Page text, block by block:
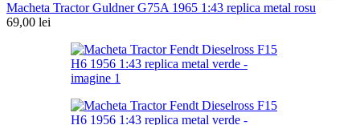
Macheta Tractor Guldner G75A 1965 1:43 replica metal rosu
69,00 lei